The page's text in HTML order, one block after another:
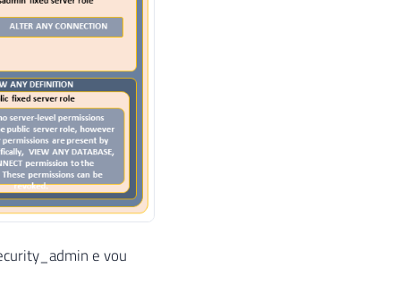
e vou